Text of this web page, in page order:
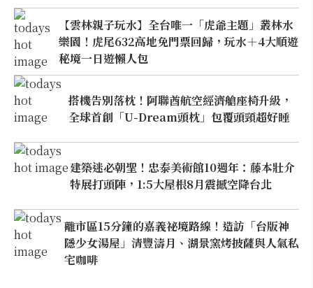
【雲林親子玩水】全台唯一「虎爺主題」叢林水
樂園！虎尾632高地免門票回歸，玩水＋4大順遊
秘境一日遊懶人包
搭機告別落枕！阿聯酋航空經濟艙座椅升級，
全球首創「U-Dream頭枕」包覆頭頸超好睡
建築迷必朝聖！忠泰美術館10週年：藤本壯介
特展打頭陣，1:5大屋根8月震撼空降台北
離市區15分鐘的嘉義祕境路線！造訪「台版神
隱少女湯屋」清豐濤月、湖景窯烤披薩與人氣私
宅咖啡